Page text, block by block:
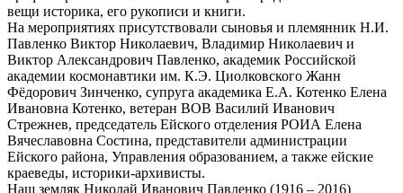
вещи историка, его рукописи и книги.
На мероприятиях присутствовали сыновья и племянник Н.И.
Павленко Виктор Николаевич, Владимир Николаевич и
Виктор Александрович Павленко, академик Российской
академии космонавтики им. К.Э. Циолковского Жанн
Фёдорович Зинченко, супруга академика Е.А. Котенко Елена
Ивановна Котенко, ветеран ВОВ Василий Иванович
Стрежнев, председатель Ейского отделения РОИА Елена
Вячеславовна Состина, представители администрации
Ейского района, Управления образованием, а также ейские
краеведы, историки-архивисты.
Наш земляк Николай Иванович Павленко (1916 – 2016)